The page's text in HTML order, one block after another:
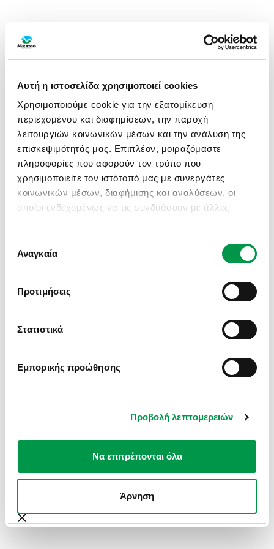
Αυτή η ιστοσελίδα χρησιμοποιεί cookies
Χρησιμοποιούμε cookie για την εξατομίκευση
περιεχομένου και διαφημίσεων, την παροχή
λειτουργιών κοινωνικών μέσων και την ανάλυση της
επισκεψιμότητάς μας. Επιπλέον, μοιραζόμαστε
πληροφορίες που αφορούν τον τρόπο που
χρησιμοποιείτε τον ιστότοπό μας με συνεργάτες
κοινωνικών μέσων, διαφήμισης και αναλύσεων, οι
οποίοι ενδεχομένως να τις συνδυάσουν με άλλες
χρήση των υπηρεσιών τους.
συγκατάθεσης
Αναγκαία
Προτιμήσεις
Στατιστικά
Εμπορικής προώθησης
Προβολή λεπτομερειών
Να επιτρέπονται όλα
Άρνηση
APPLICATION ERROR: A CLIENT-SIDE EXCEPTION HAS